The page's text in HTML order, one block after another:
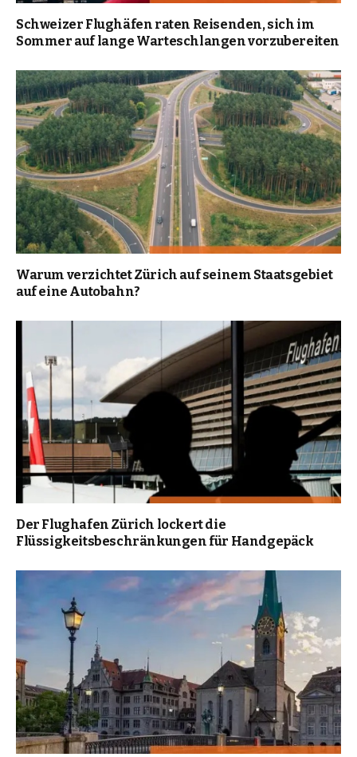
Schweizer Flughäfen raten Reisenden, sich im
Sommer auf lange Warteschlangen vorzubereiten
Warum verzichtet Zürich auf seinem Staatsgebiet
auf eine Autobahn?
Der Flughafen Zürich lockert die
Flüssigkeitsbeschränkungen für Handgepäck